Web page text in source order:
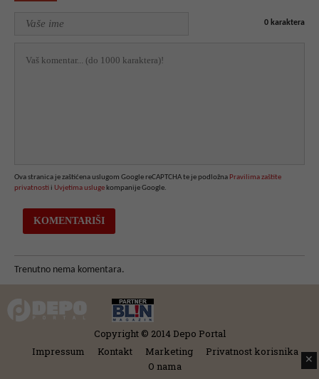
0 karaktera
Ova stranica je zaštićena uslugom Google reCAPTCHA te je podložna Pravilima zaštite
privatnosti i Uvjetima usluge kompanije Google.
Trenutno nema komentara.
Copyright © 2014 Depo Portal
Impressum
Kontakt Marketing
Privatnost korisnika
O nama
✕